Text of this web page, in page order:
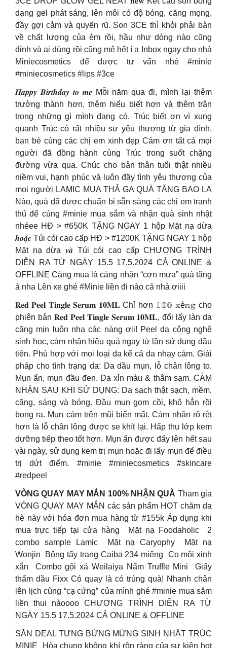
dạng gel phát sáng, lên môi có độ bóng, căng mọng,
đầy gợi cảm và quyến rũ. Son 3CE thì khỏi phải bàn
về chất lượng của ẻm rồi, hầu như dòng nào cũng
đỉnh và ai dùng rồi cũng mê hết í ạ Inbox ngay cho nhà
Miniecosmetics để được tư vấn nhé #minie
#miniecosmetics #lips #3ce
𝑯𝒂𝒑𝒑𝒚 𝑩𝒊𝒓𝒕𝒉𝒅𝒂𝒚 𝒕𝒐 𝒎𝒆 Mỗi năm qua đi, mình lại thêm
trưởng thành hơn, thêm hiểu biết hơn và thêm trân
trọng những gì mình đang có. Trúc biết ơn vì xung
quanh Trúc có rất nhiều sự yêu thương từ gia đình,
bạn bè cùng các chị em xinh đẹp Cảm ơn tất cả mọi
người đã đồng hành cùng Trúc trong suốt chặng
đường vừa qua. Chúc cho bản thân tuổi thật nhiều
niềm vui, hạnh phúc và luôn đầy tình yêu thương của
mọi người LAMIC MUA THẢ GA QUÀ TẶNG BAO LA
Nào, quà đã được chuẩn bị sẵn sàng các chị em tranh
thủ để cùng #minie mua sắm và nhận quà sinh nhật
nhéee HĐ > #650K TẶNG NGAY 1 hộp Mặt nạ dừa
𝒉𝒐𝒂̣̆𝒄 Túi cói cao cấp HĐ > #1200K TẶNG NGAY 1 hộp
Mặt nạ dừa 𝒗𝒂̀ Túi cói cao cấp CHƯƠNG TRÌNH
DIỄN RA TỪ NGÀY 15.5 17.5.2024 CẢ ONLINE &
OFFLINE Càng mua là càng nhận “cơn mưa” quà tặng
á nha Lên xe ghé #Minie liền đi nào cả nhà ơiiii
𝐑𝐞𝐝 𝐏𝐞𝐞𝐥 𝐓𝐢𝐧𝐠𝐥𝐞 𝐒𝐞𝐫𝐮𝐦 𝟏𝟎𝐌𝐋 Chỉ hơn 𝟙𝟘𝟘 𝕩è𝕟𝕘 cho
phiên bản 𝐑𝐞𝐝 𝐏𝐞𝐞𝐥 𝐓𝐢𝐧𝐠𝐥𝐞 𝐒𝐞𝐫𝐮𝐦 𝟏𝟎𝐌𝐋, đổi lấy làn da
căng mịn luôn nha các nàng ơii! Peel da công nghệ
sinh học, cảm nhận hiệu quả ngay từ lần sử dụng đầu
tiên. Phù hợp với mọi loại da kể cả da nhạy cảm. Giải
pháp cho tình trạng da: Da dầu mụn, lỗ chân lông to.
Mụn ẩn, mụn đầu đen. Da xỉn màu & thâm sạm. CẢM
NHẬN SAU KHI SỬ DỤNG: Da sạch thật sạch, mềm,
căng, sáng và bóng. Đầu mụn gom cồi, khô hẳn rồi
bong ra. Mụn cám trên mũi biến mất. Cảm nhận rõ rệt
hơn là lỗ chân lông được se khít lại. Hấp thụ lớp kem
dưỡng tiếp theo tốt hơn. Mụn ẩn được đẩy lên hết sau
vài ngày, sử dụng kem trị mụn hoặc đi lấy mụn để điều
trị dứt điểm. #minie #miniecosmetics #skincare
#redpeel
VÒNG QUAY MAY MẮN 100% NHẬN QUÀ Tham gia
VÒNG QUAY MAY MẮN các sản phẩm HOT chăm da
hè này với hóa đơn mua hàng từ #155k Áp dụng khi
mua trực tiếp tại cửa hàng ️ Mặt nạ Foodaholic ️ 2
combo sample Lamic ️ Mặt nạ Caryophy ️ Mặt nạ
Wonjin ️ Bông tẩy trang Caiba 234 miếng ️ Cọ môi xinh
xắn ️ Combo gội xả Weilaiya Nấm Truffle Mini ️ Giấy
thấm dầu Fixx Có quay là có trúng quà! Nhanh chân
lên lịch cùng “cạ cứng” của mình ghé #minie mua sắm
liền thui nàoooo CHƯƠNG TRÌNH DIỄN RA TỪ
NGÀY 15.5 17.5.2024 CẢ ONLINE & OFFLINE
SĂN DEAL TƯNG BỪNG MỪNG SINH NHẬT TRÚC
MINIE ️ Hòa chung không khí rộn ràng của sự kiện hot